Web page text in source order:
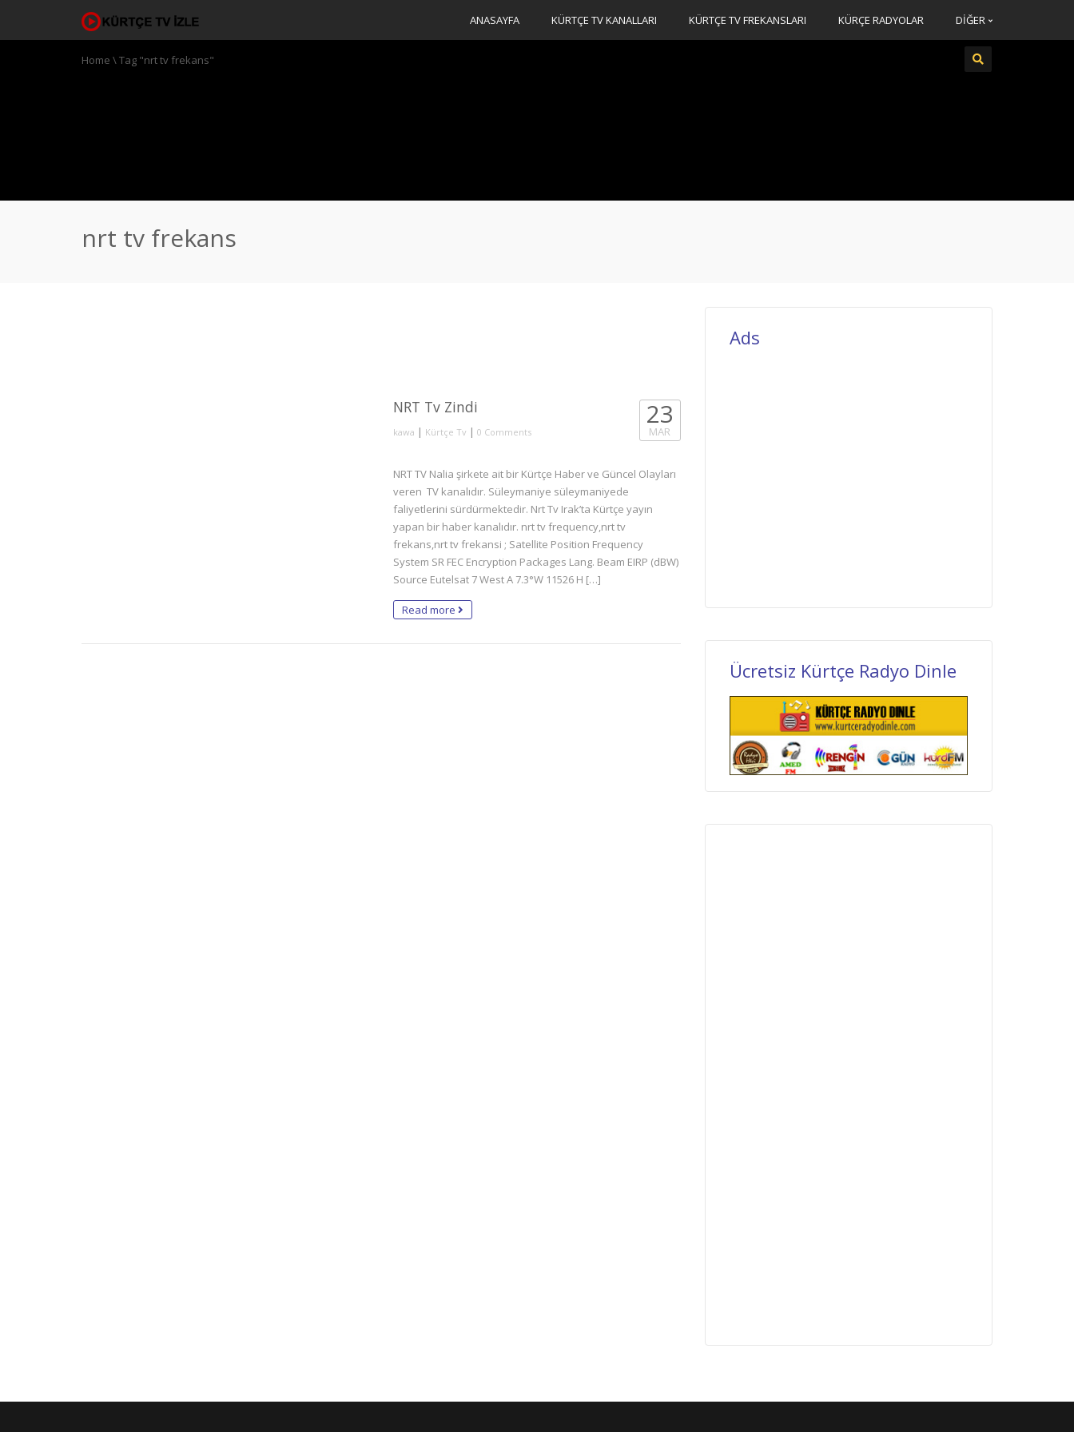
ANASAYFA KÜRTÇE TV KANALLARI KÜRTÇE TV FREKANSLARI KÜRÇE RADYOLAR DİĞER
Home \Tag "nrt tv frekans"
nrt tv frekans
NRT Tv Zindi
kawa | Kürtçe Tv | 0 Comments
23
MAR
NRT TV Nalia şirkete ait bir Kürtçe Haber ve Güncel Olayları
veren TV kanalıdır. Süleymaniye süleymaniyede
faliyetlerini sürdürmektedir. Nrt Tv Irak’ta Kürtçe yayın
yapan bir haber kanalıdır. nrt tv frequency,nrt tv
frekans,nrt tv frekansi ; Satellite Position Frequency
System SR FEC Encryption Packages Lang. Beam EIRP (dBW)
Source Eutelsat 7 West A 7.3°W 11526 H […]
Read more
Ads
Ücretsiz Kürtçe Radyo Dinle